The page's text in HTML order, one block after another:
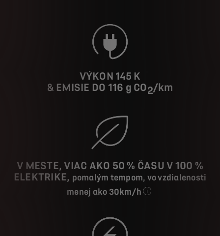
VÝKON 145 K
& EMISIE DO 116 g CO2/km
V MESTE, VIAC AKO 50 % ČASU V 100 %
ELEKTRIKE, pomalým tempom, vo vzdialenosti
menej ako 30km/h